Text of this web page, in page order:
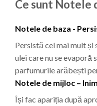
Ce sunt Notele
Notele de baza -
Persistă cel mai mult și
ulei care nu se evaporă
parfumurile arăbești
Notele de mijloc –
Își fac apariția după